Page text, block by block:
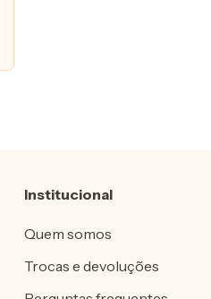
Institucional
Quem somos
Trocas e devoluções